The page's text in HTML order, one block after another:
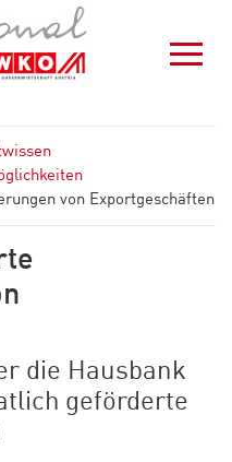
von Exportgeschäften
die Hausbank
geförderte